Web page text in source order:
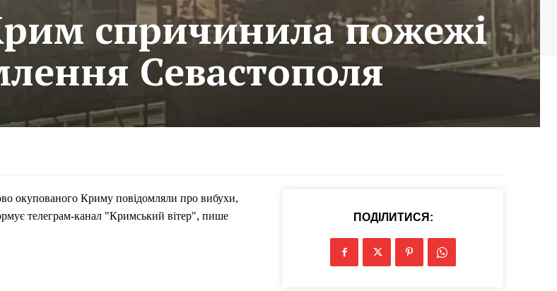
спричинила пожежі
Севастополя
окупованого Криму повідомляли про вибухи,
телеграм-канал "Кримський вітер", пише
ПОДІЛИТИСЯ: